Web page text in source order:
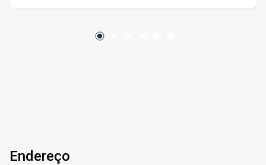
Endereço